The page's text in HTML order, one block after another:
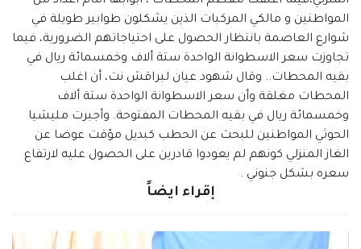
المواطنين و مالكي المركبات الذين يشكلون طوابير طويلة في
شوارع العاصمة بانتظار الحصول على احتياجاتهم الضرورية، فيما
تجاوزت سعر الاسطوانة الواحدة ستة ألاف وخمسمائة ريال في
بقيه المحطات.. وقال شهود عيان لبراقش نت، أن اغلب
المحطات مغلقة وأن سعر الاسطوانة الواحدة ستة ألاف
وخمسمائة ريال في بقيه المحطات المفتوحة. وأجبرت مليشيا
الحوثي المواطنين للبحث عن الحطب كبديل مؤقت عوضا عن
الغاز المنزلي كونهم لم يعودوا قادرين على الحصول عليه لارتفاع
سعره بشكل جنوني .
إقراء ايضاً